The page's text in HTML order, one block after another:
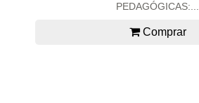
PEDAGÓGICAS:...
Comprar